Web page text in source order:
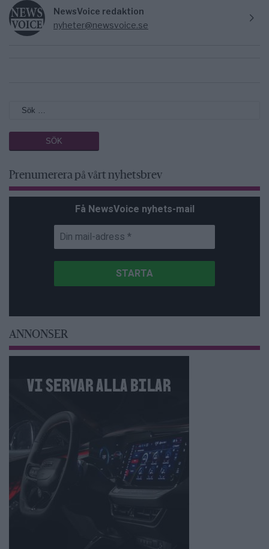
NewsVoice redaktion
nyheter@newsvoice.se
Prenumerera på vårt nyhetsbrev
Få NewsVoice nyhets-mail
ANNONSER